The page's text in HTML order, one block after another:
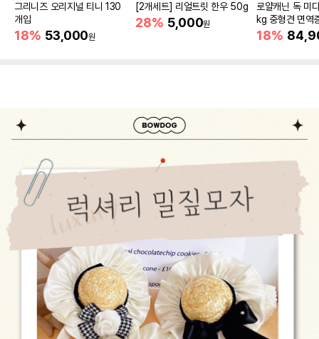
그리니즈 오리지널 티니 130
개입
18% 53,000원
[2개세트] 리얼트릿 한우 50g
28% 5,000원
로얄캐닌 독 미
kg 중형견 면역
18%